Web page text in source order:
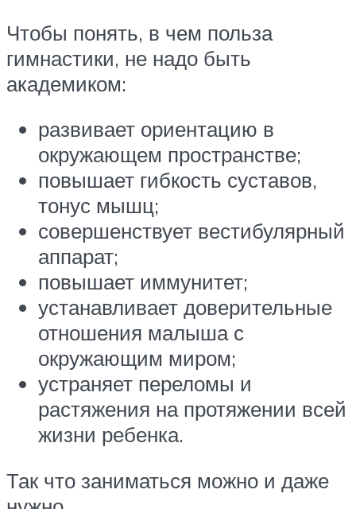
Чтобы понять, в чем польза
гимнастики, не надо быть
академиком:
развивает ориентацию в
окружающем пространстве;
повышает гибкость суставов,
тонус мышц;
совершенствует вестибулярный
аппарат;
повышает иммунитет;
устанавливает доверительные
отношения малыша с
окружающим миром;
устраняет переломы и
растяжения на протяжении всей
жизни ребенка.
Так что заниматься можно и даже